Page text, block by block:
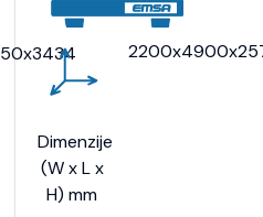
Dimenzije
(W x L x
H) mm